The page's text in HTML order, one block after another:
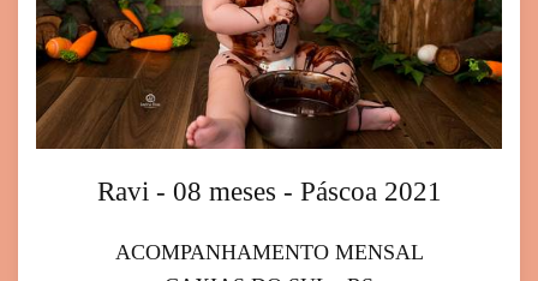
Ravi - 08 meses - Páscoa 2021
ACOMPANHAMENTO MENSAL